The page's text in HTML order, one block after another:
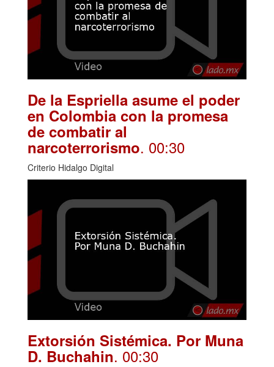
De la Espriella asume el poder
en Colombia con la promesa
de combatir al
narcoterrorismo. 00:30
Criterio Hidalgo Digital
Extorsión Sistémica. Por Muna
D. Buchahin. 00:30